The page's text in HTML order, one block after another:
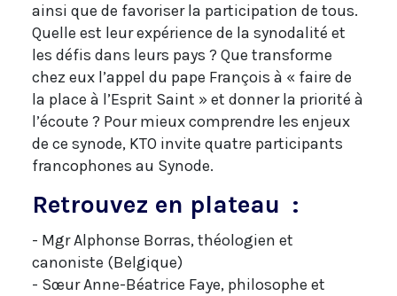
ainsi que de favoriser la participation de tous.
Quelle est leur expérience de la synodalité et
les défis dans leurs pays ? Que transforme
chez eux l’appel du pape François à « faire de
la place à l’Esprit Saint » et donner la priorité à
l’écoute ? Pour mieux comprendre les enjeux
de ce synode, KTO invite quatre participants
francophones au Synode.
Retrouvez en plateau :
- Mgr Alphonse Borras, théologien et
canoniste (Belgique)
- Sœur Anne-Béatrice Faye, philosophe et